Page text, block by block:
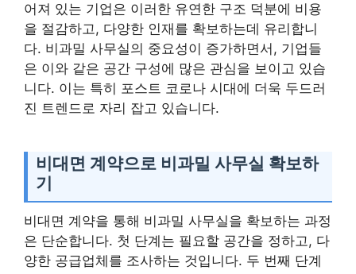
어져 있는 기업은 이러한 유연한 구조 덕분에 비용
을 절감하고, 다양한 인재를 확보하는데 유리합니
다. 비과밀 사무실의 중요성이 증가하면서, 기업들
은 이와 같은 공간 구성에 많은 관심을 보이고 있습
니다. 이는 특히 포스트 코로나 시대에 더욱 두드러
진 트렌드로 자리 잡고 있습니다.
비대면 계약으로 비과밀 사무실 확보하
기
비대면 계약을 통해 비과밀 사무실을 확보하는 과정
은 단순합니다. 첫 단계는 필요할 공간을 정하고, 다
양한 공급업체를 조사하는 것입니다. 두 번째 단계